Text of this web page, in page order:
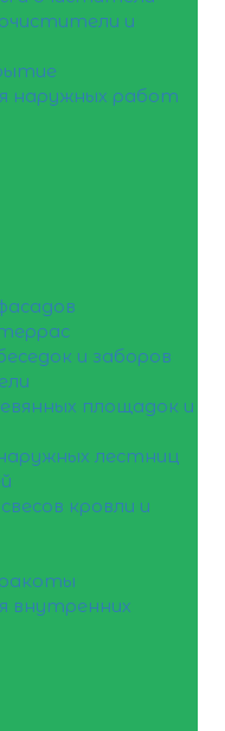
и
наружных работ
и заборов
площадок и
лестниц
кровли и
внутренних